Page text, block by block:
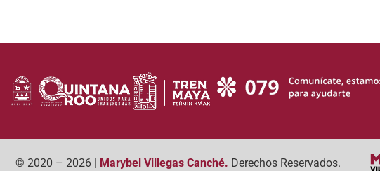
© 2020 – 2026 | Marybel Villegas Canché. Derechos Reservados.